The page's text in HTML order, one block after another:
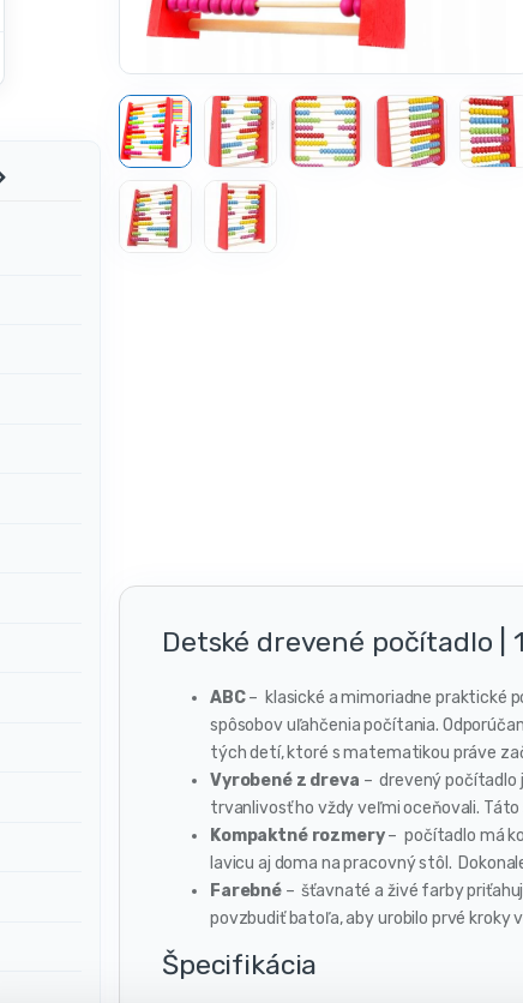
Detské drevené počítadlo |
ABC– klasické a mimoriadne praktické
spôsobov uľahčenia počítania.
tých detí, ktoré s matematikou práve
Vyrobené z dreva – drevený počítadlo
trvanlivosť ho vždy veľmi oceňovali.
Kompaktné rozmery– počítadlo má
lavicu aj doma na pracovný stôl.
Farebné – šťavnaté a živé farby
povzbudiť batoľa, aby urobilo prvé kroky
Špecifikácia